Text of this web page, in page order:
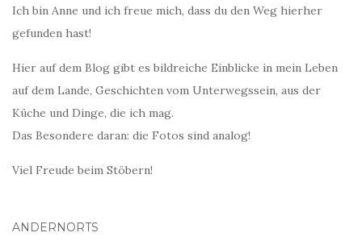
Ich bin Anne und ich freue mich, dass du den Weg hierher
gefunden hast!
Hier auf dem Blog gibt es bildreiche Einblicke in mein Leben
auf dem Lande, Geschichten vom Unterwegssein, aus der
Küche und Dinge, die ich mag.
Das Besondere daran: die Fotos sind analog!
Viel Freude beim Stöbern!
ANDERNORTS